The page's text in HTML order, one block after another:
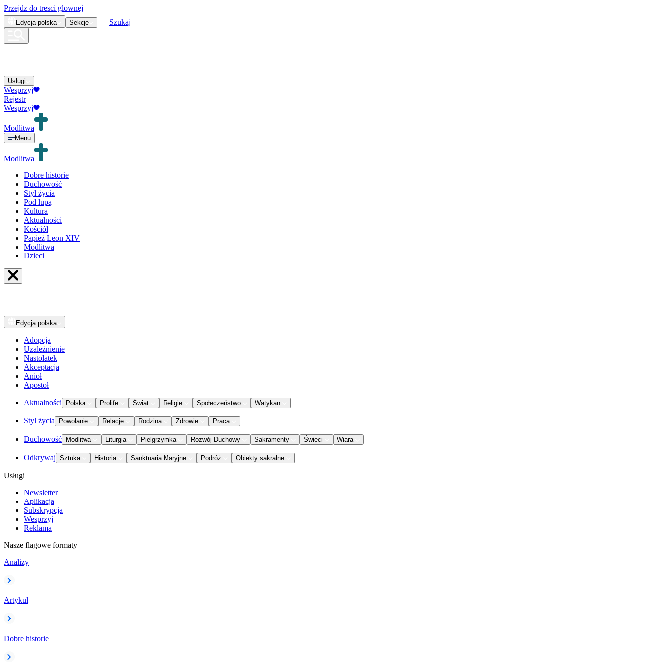
Przejdz do tresci glownej
Edycja polska Sekcje Szukaj
Usługi
Wesprzyj
Rejestr
Wesprzyj
Modlitwa
Menu
Modlitwa
Dobre historie
Duchowość
Styl życia
Pod lupą
Kultura
Aktualności
Kościół
Papież Leon XIV
Modlitwa
Dzieci
Edycja polska
Adopcja
Uzależnienie
Nastolatek
Akceptacja
Anioł
Apostoł
Aktualności Polska Prolife Świat Religie Społeczeństwo Watykan
Styl życia Powołanie Relacje Rodzina Zdrowie Praca
Duchowość Modlitwa Liturgia Pielgrzymka Rozwój Duchowy Sakramenty Święci Wiara
Odkrywaj Sztuka Historia Sanktuaria Maryjne Podróż Obiekty sakralne
Usługi
Newsletter
Aplikacja
Subskrypcja
Wesprzyj
Reklama
Nasze flagowe formaty
Analizy
Artykuł
Dobre historie